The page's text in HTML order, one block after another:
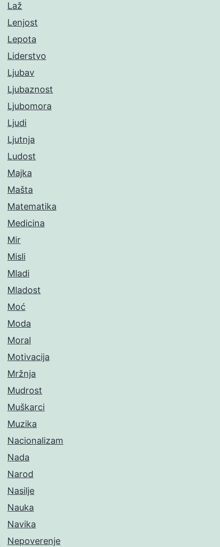
Laž
Lenjost
Lepota
Liderstvo
Ljubav
Ljubaznost
Ljubomora
Ljudi
Ljutnja
Ludost
Majka
Mašta
Matematika
Medicina
Mir
Misli
Mladi
Mladost
Moć
Moda
Moral
Motivacija
Mržnja
Mudrost
Muškarci
Muzika
Nacionalizam
Nada
Narod
Nasilje
Nauka
Navika
Nepoverenje